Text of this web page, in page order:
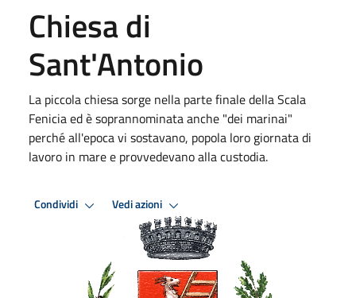
Chiesa di
Sant'Antonio
La piccola chiesa sorge nella parte finale della Scala
Fenicia ed è soprannominata anche "dei marinai"
perché all'epoca vi sostavano, popola loro giornata di
lavoro in mare e provvedevano alla custodia.
Condividi Vedi azioni